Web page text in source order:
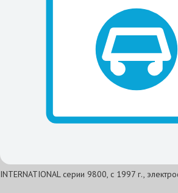
INTERNATIONAL серии 9800, с 1997 г.,